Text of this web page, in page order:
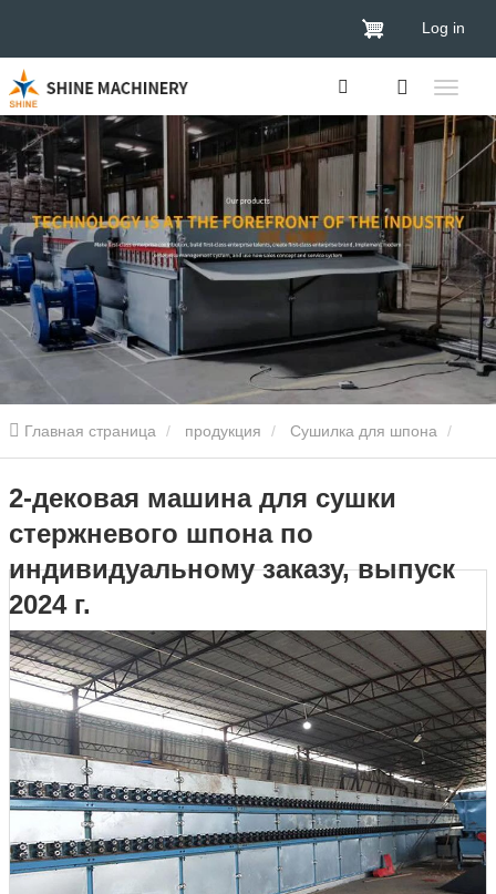
Log in
Главная страница продукция Сушилка для шпона
Сушилка для шпона древесины
стержневого шпона по индивидуальному заказу, выпуск 2024 г.
2-дековая машина для сушки
стержневого шпона по
индивидуальному заказу, выпуск
2024 г.